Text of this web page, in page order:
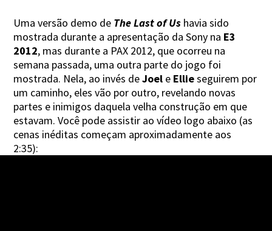
Uma versão demo de The Last of Us havia sido
mostrada durante a apresentação da Sony na E3
2012, mas durante a PAX 2012, que ocorreu na
semana passada, uma outra parte do jogo foi
mostrada. Nela, ao invés deJoel e Ellieseguirem por
um caminho, eles vão por outro, revelando novas
partes e inimigos daquela velha construção em que
estavam. Você pode assistir ao vídeo logo abaixo (as
cenas inéditas começam aproximadamente aos
2:35):